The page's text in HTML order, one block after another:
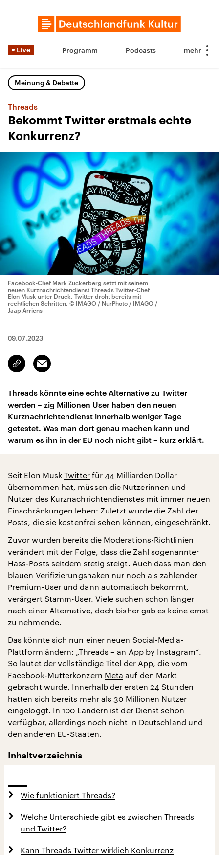
Live Programm Podcasts
Meinung & Debatte
Threads
Bekommt Twitter erstmals echte
Konkurrenz?
Facebook-Chef Mark Zuckerberg setzt mit seinem
neuen Kurznachrichtendienst Threads Twitter-Chef
Elon Musk unter Druck. Twitter droht bereits mit
rechtlichen Schritten. © IMAGO / NurPhoto / IMAGO /
Jaap Arriens
09.07.2023
Link
kopieren/teilen
Email
Threads könnte eine echte Alternative zu Twitter
werden – zig Millionen User haben den neuen
Kurznachrichtendienst innerhalb weniger Tage
getestet. Was man dort genau machen kann und
warum es ihn in der EU noch nicht gibt – kurz erklärt.
Seit Elon MuskTwitterfür 44 Milliarden Dollar
übernommen hat, müssen die Nutzerinnen und
Nutzer des Kurznachrichtendienstes mit immer neuen
Einschränkungen leben: Zuletzt wurde die Zahl der
Posts, die sie kostenfrei sehen können, eingeschränkt.
Zuvor wurden bereits die Moderations-Richtlinien
verändert mit der Folge, dass die Zahl sogenannter
Hass-Posts seitdem stetig steigt. Auch dass man den
blauen Verifizierungshaken nur noch als zahlender
Premium-User und dann automatisch bekommt,
verärgert Stamm-User. Viele suchen schon länger
nach einer Alternative, doch bisher gab es keine ernst
zu nehmende.
Das könnte sich nun einer neuen Social-Media-
Plattform ändern: „Threads – an App by Instagram“.
So lautet der vollständige Titel der App, die vom
Facebook-Mutterkonzern Meta auf den Markt
gebracht wurde. Innerhalb der ersten 24 Stunden
hatten sich bereits mehr als 30 Millionen Nutzer
eingeloggt. In 100 Ländern ist der Dienst schon
verfügbar, allerdings noch nicht in Deutschland und
den anderen EU-Staaten.
Inhaltverzeichnis
Wie funktioniert Threads?
Welche Unterschiede gibt es zwischen Threads
und Twitter?
Kann Threads Twitter wirklich Konkurrenz